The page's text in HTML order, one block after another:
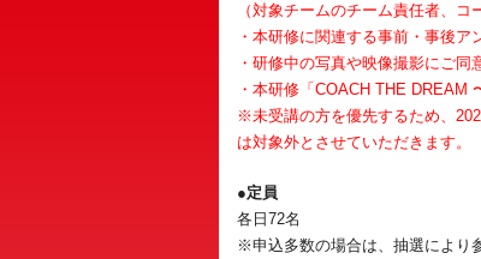
（対象チームのチーム責任者、
・本研修に関連する事前・事後
・研修中の写真や映像撮影にご同
・本研修「COACH THE DREAM
※未受講の方を優先するため、
は対象外とさせていただきます。
●定員
各日72名
※申込多数の場合は、抽選により